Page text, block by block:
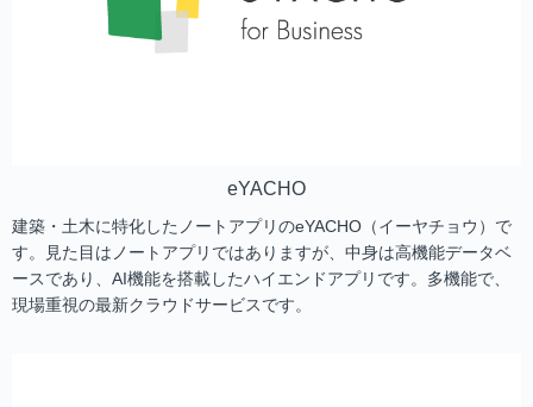
eYACHO
建築・土木に特化したノートアプリのeYACHO（イーヤチョウ）で
す。見た目はノートアプリではありますが、中身は高機能データベ
ースであり、AI機能を搭載したハイエンドアプリです。多機能で、
現場重視の最新クラウドサービスです。